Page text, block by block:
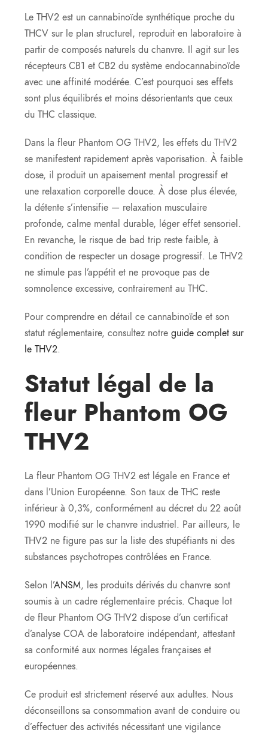
Le THV2 est un cannabinoïde synthétique proche du
THCV sur le plan structurel, reproduit en laboratoire à
partir de composés naturels du chanvre. Il agit sur les
récepteurs CB1 et CB2 du système endocannabinoïde
avec une affinité modérée. C’est pourquoi ses effets
sont plus équilibrés et moins désorientants que ceux
du THC classique.
Dans la fleur Phantom OG THV2, les effets du THV2
se manifestent rapidement après vaporisation. À faible
dose, il produit un apaisement mental progressif et
une relaxation corporelle douce. À dose plus élevée,
la détente s’intensifie — relaxation musculaire
profonde, calme mental durable, léger effet sensoriel.
En revanche, le risque de bad trip reste faible, à
condition de respecter un dosage progressif. Le THV2
ne stimule pas l’appétit et ne provoque pas de
somnolence excessive, contrairement au THC.
Pour comprendre en détail ce cannabinoïde et son
statut réglementaire, consultez notre guide complet sur
le THV2.
Statut légal de la
fleur Phantom OG
THV2
La fleur Phantom OG THV2 est légale en France et
dans l’Union Européenne. Son taux de THC reste
inférieur à 0,3%, conformément au décret du 22 août
1990 modifié sur le chanvre industriel. Par ailleurs, le
THV2 ne figure pas sur la liste des stupéfiants ni des
substances psychotropes contrôlées en France.
Selon l’ANSM, les produits dérivés du chanvre sont
soumis à un cadre réglementaire précis. Chaque lot
de fleur Phantom OG THV2 dispose d’un certificat
d’analyse COA de laboratoire indépendant, attestant
sa conformité aux normes légales françaises et
européennes.
Ce produit est strictement réservé aux adultes. Nous
déconseillons sa consommation avant de conduire ou
d’effectuer des activités nécessitant une vigilance